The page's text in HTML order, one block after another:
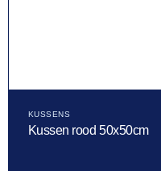
KUSSENS
Kussen rood 50x50cm